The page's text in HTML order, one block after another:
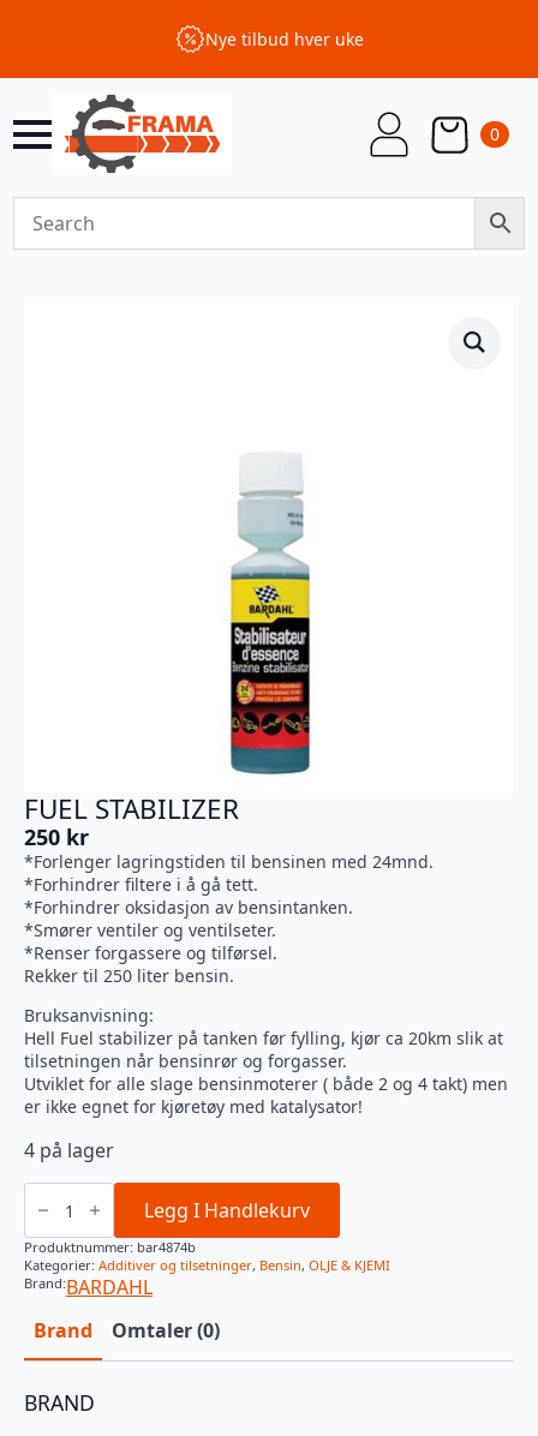
Nye tilbud hver uke
0
FUEL STABILIZER
250 kr
*Forlenger lagringstiden til bensinen med 24mnd.
*Forhindrer filtere i å gå tett.
*Forhindrer oksidasjon av bensintanken.
*Smører ventiler og ventilseter.
*Renser forgassere og tilførsel.
Rekker til 250 liter bensin.
Bruksanvisning:
Hell Fuel stabilizer på tanken før fylling, kjør ca 20km slik at
tilsetningen når bensinrør og forgasser.
Utviklet for alle slage bensinmoterer ( både 2 og 4 takt) men
er ikke egnet for kjøretøy med katalysator!
4 på lager
FUEL
STABILIZER Legg I Handlekurv
Produktnummer: bar4874b
Kategorier: Additiver og tilsetninger, Bensin, OLJE & KJEMI
Brand:BARDAHL
Brand
Omtaler (0)
BRAND